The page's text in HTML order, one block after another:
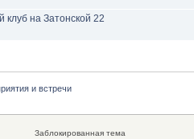
на Затонской 22
и встречи
Заблокированная тема